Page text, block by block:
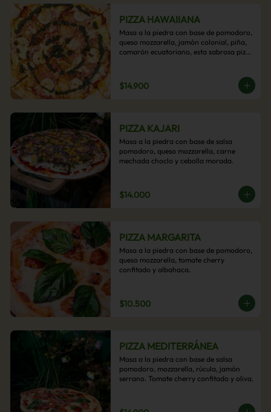
PIZZA HAWAIIANA
Masa a la piedra con base de pomodoro,
queso mozzarella, jamón colonial, piña,
camarón ecuatoriano, esta sabrosa pizza
$14.900
PIZZA KAJARI
Masa a la piedra con base de salsa
pomodoro, queso mozzarella, carne
mechada choclo y cebolla morada.
$14.000
PIZZA MARGARITA
Masa a la piedra con base de pomodoro,
queso mozzarella, tomate cherry
confitado y albahaca.
$10.500
PIZZA MEDITERRÁNEA
Masa a la piedra con base de salsa
pomodoro, mozzarella, rúcula, jamón
serrano. Tomate cherry confitado y oliva.